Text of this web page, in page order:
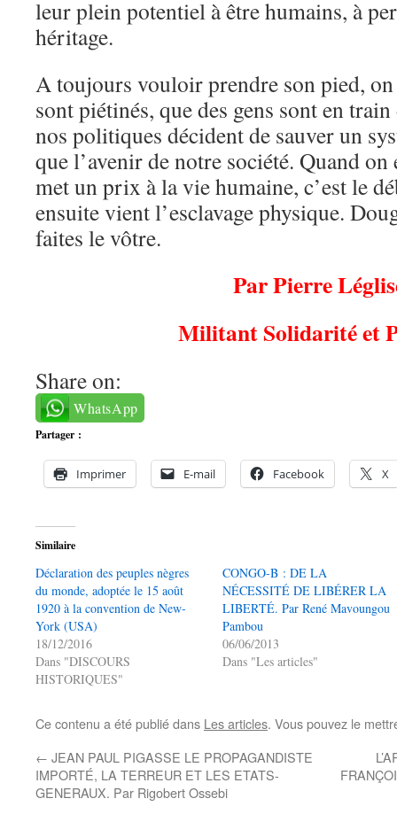
leur plein potentiel à être humains, à
héritage.
A toujours vouloir prendre son pied,
sont piétinés, que des gens sont en
nos politiques décident de sauver un
que l’avenir de notre société. Quand
met un prix à la vie humaine, c’est le
ensuite vient l’esclavage physique.
faites le vôtre.
Par Pierre
Militant Solidarité et
Share on:
WhatsApp
Partager :
Imprimer E-mail Facebook X
Similaire
Déclaration des peuples nègres
du monde, adoptée le 15 août
1920 à la convention de New-
York (USA)
18/12/2016
Dans "DISCOURS
HISTORIQUES"
CONGO-B : DE LA
NÉCESSITÉ DE LIBÉRER LA
LIBERTÉ. Par René Mavoungou
Pambou
06/06/2013
Dans "Les articles"
Ce contenu a été publié dans Les articles. Vous pouvez le
← JEAN PAUL PIGASSE LE PROPAGANDISTE
IMPORTÉ, LA TERREUR ET LES ETATS-
GENERAUX. Par Rigobert Ossebi